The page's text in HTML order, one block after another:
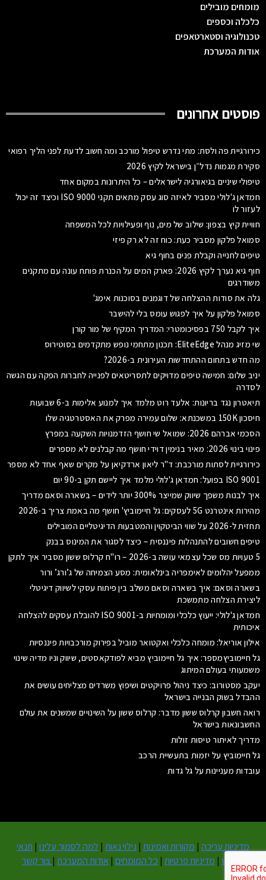
מומחים מובילים
כלכלה וכספים
טכנולוגיה וסטארטאפים
אודות המערכת
פוסטים אחרונים
כירורגיית פה ולסת: מתי נדרש טיפול מורכב ומה חשוב לדעת לפני הליך רפואי
סקירת מגמות נדל״ן בישראל לקיץ 2026
טיפולי שיניים בגיאורגיה לישראלים – כל היתרונות במקום אחד
חמדאן ג'לולי מסביר לאיזה סוג עסק מתאים תקני ISO 9000 וכיצד זה יכול
לעזור לו
חוויית קיץ בצפון: שילוב של מים, נוף ופעילויות לכל המשפחה
סמואל פלקון מסביר כעת: כוח זה לא רק פיזי
טיפים לחנייה וקבלת פנים בחוף גיא
חוף גיא נערך לקיץ 2026: פארק המים על הכנרת פותח עונה עם מתקנים
משודרגים
גלה את סודות ההצלחה של דוגמנים בסוכנות אימג'
סמואל פלקון על איך לפגוש עומס בלי להישבר
איך לקבל 750 בפסיכומטרי: המדריך המקיף של מור קורן
שי מזיג מנהל EliteEdge: תכנון מתחמי נופש מתקדמים בסוטירוס
מה חדש בתחום ההתחדשות העירונית ב-2026?
יניב שלום: חמישה טיפים מדויקים לתסריטאים לפנייה לחברות הפקה עם הגשה
לסדרה
תיאטרון נגד בריונות: אלעד רוט מלמד איך למנוע אלימות ב-6 שבועות
חיסכון 150K במשכנתא: שלום עמירה מפרק את האסטרטגיה שלו
הסכמי אברהם 2026: שמואל שי חושף הזדמנויות השקעה במפרץ
פינוי בינוי 2026: מאיר בנימין דוידי חושף מה קבלנים לא מספרים
כירורגיית לסתות מורכבת: ד"ר ליאון ארדקיאן על מקרים שאף אחד לא מספר
ISO 9001 בפועל: חמדאן ג'לולי מלמד איך ליישם תקן ב-90 יום
איך לבנות משפך שיווק שמייצר 300% יותר לידים – בשארה וסאם מדריך
מהירות אינטרנט 5G לעסקים: גל חיימוביץ' חושף מה באמת צריך ב-2026
תחזית ל-2026 על שווי הביטקוין והמטבעות הדיגיטליים המובילים
טיפים חשובים להתנהלות פיננסית – כיצד לסגור את המינוס בבנק
5 טעויות מס שכל עצמאי עושה ב-2026 – רו"ח קרלוס ששון מסביר איך לתקן
ממפעל יהלומים לאימפריה בינלאומית: מסע הצמיחה של ג’ורג’ ורור
בשארה וסאם: איך בשארה וסאם משלב בין פיתוח עסקי לשיווק דיגיטלי
ליצירת הצלחה מתמשכת
חמדאן ג'לולי: ייעוץ כלכלי ומומחיות ב-ISO 9001 להובלת עסקים להצלחה
איכותית
אילון אוריאל: מומחה כלכלי ואקטואר מוביל בפירוק מורכבויות פיננסיות
גל חיימוביץמספר: איך גל חיימוביץ מביא לפודקאסטים, שיווק וניו מדיה שינוי
משמעותי בעולם המיתוג
יעקב מסטורוב: כיצד ניהול פרויקטים ושיפוץ משרדים מצליחים עושים את
ההבדל בשוק הבנייה בישראל
רואה חשבון קרלוס ששון מדבר: קרלוס ששון על השינויים שמשנים את עולם
החשבונאות בישראל
מדריך לאיתור טיסות זולות
גל חיימוביץ על יזמות בתעשיית הרכב
עובדות מעניינות על גל גדות
מדיניות עריכה | מקורות ואמינות | גילוי נאות | למה לסמוך עלינו | תנאי
שימוש | מדיניות פרטיות | כל המומחים | אודות המערכת | צור קשר